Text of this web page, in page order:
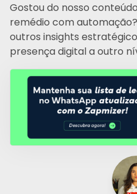
Gostou do nosso
remédio com
outros insights
presença digital a outro